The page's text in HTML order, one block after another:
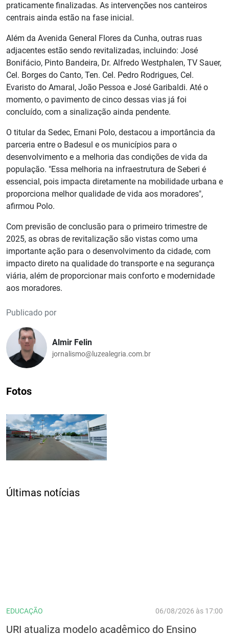
praticamente finalizadas. As intervenções nos canteiros
centrais ainda estão na fase inicial.
Além da Avenida General Flores da Cunha, outras ruas
adjacentes estão sendo revitalizadas, incluindo: José
Bonifácio, Pinto Bandeira, Dr. Alfredo Westphalen, TV Sauer,
Cel. Borges do Canto, Ten. Cel. Pedro Rodrigues, Cel.
Evaristo do Amaral, João Pessoa e José Garibaldi. Até o
momento, o pavimento de cinco dessas vias já foi
concluído, com a sinalização ainda pendente.
O titular da Sedec, Ernani Polo, destacou a importância da
parceria entre o Badesul e os municípios para o
desenvolvimento e a melhoria das condições de vida da
população. "Essa melhoria na infraestrutura de Seberi é
essencial, pois impacta diretamente na mobilidade urbana e
proporciona melhor qualidade de vida aos moradores",
afirmou Polo.
Com previsão de conclusão para o primeiro trimestre de
2025, as obras de revitalização são vistas como uma
importante ação para o desenvolvimento da cidade, com
impacto direto na qualidade do transporte e na segurança
viária, além de proporcionar mais conforto e modernidade
aos moradores.
Publicado por
Almir Felin
jornalismo@luzealegria.com.br
Fotos
Últimas notícias
EDUCAÇÃO 06/08/2026 às 17:00
URI atualiza modelo acadêmico do Ensino